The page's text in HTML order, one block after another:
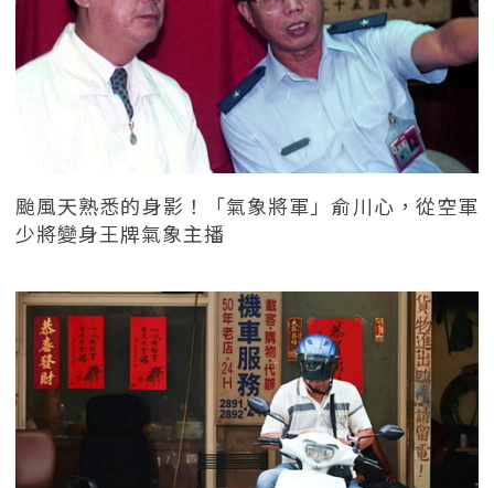
颱風天熟悉的身影！「氣象將軍」俞川心，從空軍
少將變身王牌氣象主播